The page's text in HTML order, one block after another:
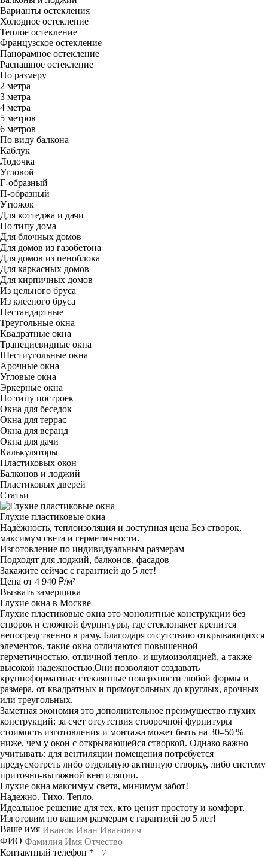
Варианты остекления
Холодное остекление
Теплое остекление
Французское остекление
Панорамное остекление
Распашное остекление
По размеру
2 метра
3 метра
4 метра
5 метров
6 метров
По виду балкона
Каблук
Лодочка
Угловой
Г-образный
П-образный
Утюжок
Для коттеджа и дачи
По типу дома
Для блочных домов
Для домов из газобетона
Для домов из пеноблока
Для каркасных домов
Для кирпичных домов
Из цельного бруса
Из клееного бруса
Нестандартные
Треугольные окна
Квадратные окна
Трапециевидные окна
Шестиугольные окна
Арочные окна
Угловые окна
Эркерные окна
По типу построек
Окна для беседок
Окна для террас
Окна для веранд
Окна для дачи
Калькуляторы
Пластиковых окон
Балконов и лоджий
Пластиковых дверей
Статьи
Глухие пластиковые окна
Надёжность, теплоизоляция и доступная цена Без створок,
максимум света и герметичности.
Изготовление по индивидуальным размерам
Подходят для лоджий, балконов, фасадов
Закажите сейчас с гарантией до 5 лет!
Цена от 4 940 ₽/м²
Вызвать замерщика
Глухие окна в Москве
Глухие пластиковые окна это монолитные конструкции без
створок и сложной фурнитуры, где стеклопакет крепится
непосредственно в раму. Благодаря отсутствию открывающихся
элементов, такие окна отличаются повышенной
герметичностью, отличной тепло- и шумоизоляцией, а также
высокой надежностью.Они позволяют создавать
крупноформатные стеклянные поверхности любой формы и
размера, от квадратных и прямоугольных до круглых, арочных
или треугольных.
Заметная экономия это дополнительное преимущество глухих
конструкций: за счет отсутствия створочной фурнитуры
стоимость изготовления и монтажа может быть на 30–50 %
ниже, чем у окон с открывающейся створкой. Однако важно
учитывать: для вентиляции помещения потребуется
предусмотреть либо отдельную активную створку, либо систему
приточно-вытяжной вентиляции.
Глухие окна максимум света, минимум забот!
Надежно. Тихо. Тепло.
Идеальное решение для тех, кто ценит простоту и комфорт.
Изготовим по вашим размерам с гарантией до 5 лет!
Ваше имя
ФИО
Контактный телефон *